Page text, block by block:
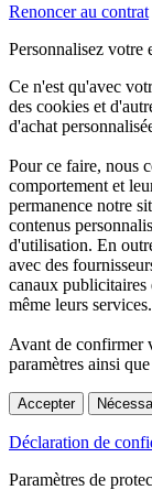
Renoncer au contrat
Personnalisez votre
Ce n'est qu'avec
des cookies et
d'achat
Pour ce faire, nous
comportement et
permanence notre
contenus
d'utilisation. En
avec des
canaux
même leurs services.
Avant de confirmer
paramètres ainsi
Accepter
Déclaration de
Paramètres de